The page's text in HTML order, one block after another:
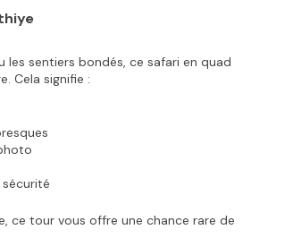
les sentiers bondés, ce safari en quad
Cela signifie :
ce tour vous offre une chance rare de